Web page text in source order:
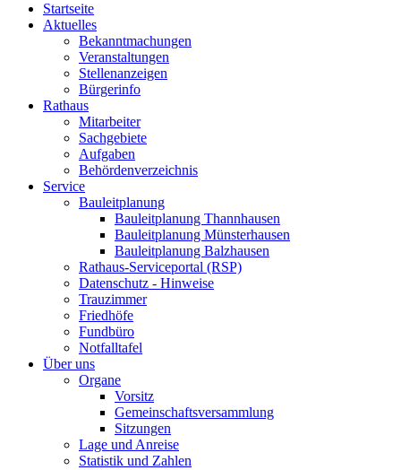
Startseite
Aktuelles
Bekanntmachungen
Veranstaltungen
Stellenanzeigen
Bürgerinfo
Rathaus
Mitarbeiter
Sachgebiete
Aufgaben
Behördenverzeichnis
Service
Bauleitplanung
Bauleitplanung Thannhausen
Bauleitplanung Münsterhausen
Bauleitplanung Balzhausen
Rathaus-Serviceportal (RSP)
Datenschutz - Hinweise
Trauzimmer
Friedhöfe
Fundbüro
Notfalltafel
Über uns
Organe
Vorsitz
Gemeinschaftsversammlung
Sitzungen
Lage und Anreise
Statistik und Zahlen